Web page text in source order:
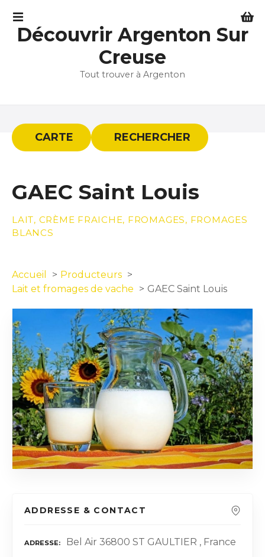
Découvrir Argenton Sur
Creuse
Tout trouver à Argenton
CARTE RECHERCHER
GAEC Saint Louis
LAIT, CRÈME FRAICHE, FROMAGES, FROMAGES
BLANCS
Accueil
Producteurs
Lait et fromages de vache
GAEC Saint Louis
ADDRESSE & CONTACT
ADRESSE Bel Air 36800 ST GAULTIER , France